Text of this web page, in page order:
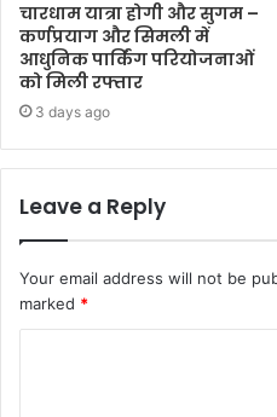
चारधाम यात्रा होगी और सुगम –
कर्णप्रयाग और सिमली में
आधुनिक पार्किंग परियोजनाओं
को मिली रफ्तार
3 days ago
Leave a Reply
Your email address will not be
marked *